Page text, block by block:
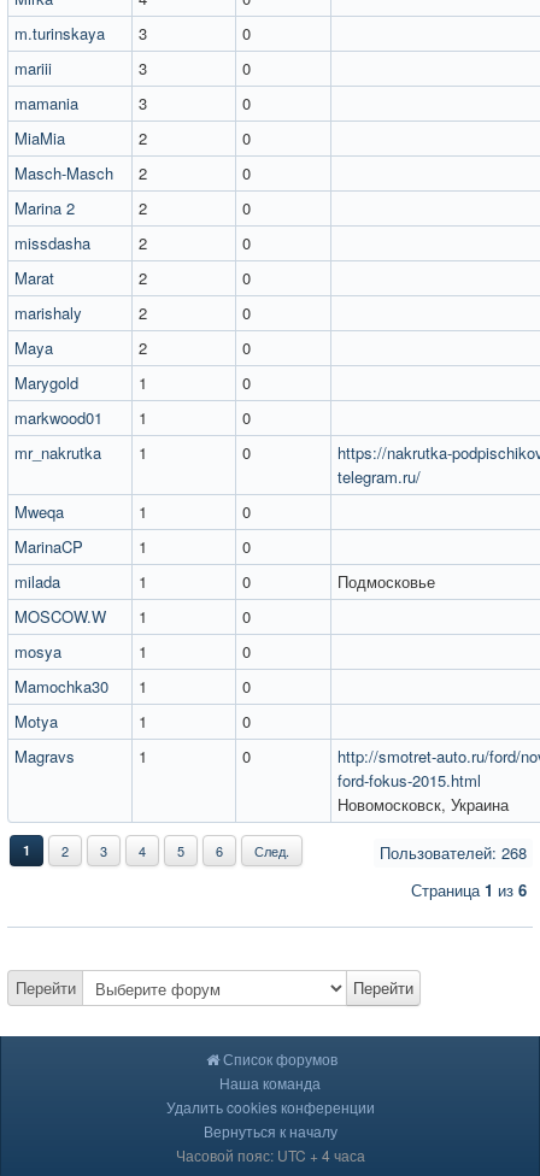
m.turinskaya
3
0
mariii
3
0
mamania
3
0
MiaMia
2
0
Masch-Masch
2
0
Marina 2
2
0
missdasha
2
0
Marat
2
0
marishaly
2
0
Maya
2
0
Marygold
1
0
markwood01
1
0
mr_nakrutka
1 0
https://nakrutka-
telegram.ru/
Mweqa
1
0
MarinaCP
1
0
milada
1 0
Подмосковье
MOSCOW.W
1
0
mosya
1
0
Mamochka30
1
0
Motya
1
0
Magravs
1 0
http://smotret-auto.ru/ford/
ford-fokus-2015.html
Новомосковск, Украина
Пользователей: 268
1 2 3 4 5 6 След.
Страница1 из 6
Перейти Перейти
Список форумов
Наша команда
Удалить cookies конференции
Вернуться к началу
Часовой пояс: UTC + 4 часа